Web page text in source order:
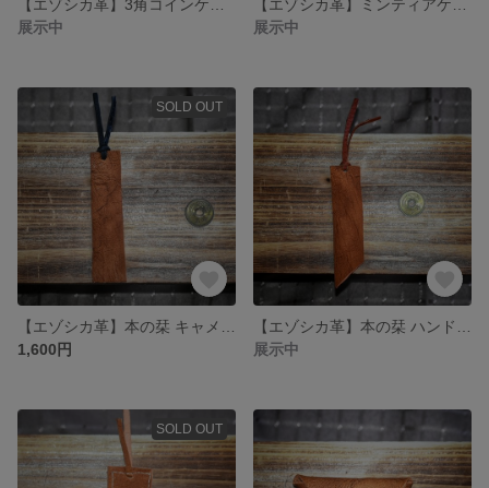
展示中
展示中
SOLD OUT
1,600円
展示中
SOLD OUT